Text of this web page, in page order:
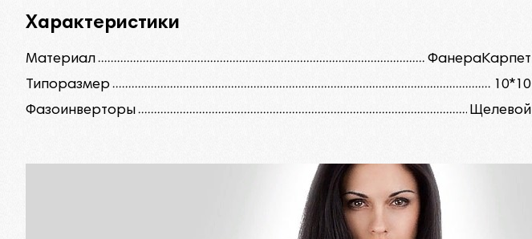
Характеристики
Материал ФанераКарпет
Типоразмер
10*10
Фазоинверторы
Щелевой